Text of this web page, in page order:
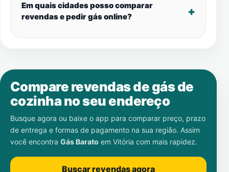
Em quais cidades posso comparar
revendas e pedir gás online?
Compare revendas de gás de
cozinha no seu endereço
Busque agora ou baixe o app para comparar preço, prazo
de entrega e formas de pagamento na sua região. Assim
você encontra Gás Barato em Vitória com mais rapidez.
Buscar revendas agora